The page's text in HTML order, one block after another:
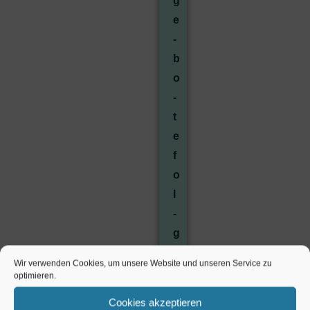
Wir verwenden Cookies, um unsere Website und unseren Service zu
optimieren.
Cookies akzeptieren
e
­
b
o
­
t
e
f
o
­
g
­